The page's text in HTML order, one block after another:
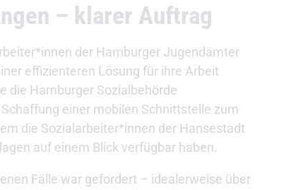
– klarer Auftrag
der Hamburger Jugendämter
effizienteren Lösung für ihre Arbeit
die Hamburger Sozialbehörde
einer mobilen Schnittstelle zum
die Sozialarbeiter*innen der Hansestadt
auf einem Blick verfügbar haben.
Fälle war gefordert – idealerweise über